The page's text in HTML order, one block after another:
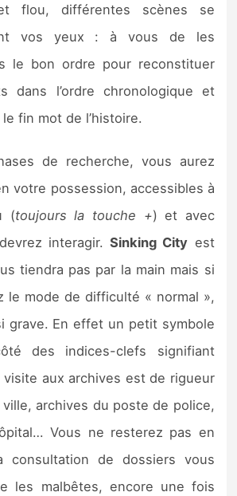
flou, différentes scènes se
vos yeux : à vous de les
le bon ordre pour reconstituer
dans l’ordre chronologique et
fin mot de l’histoire.
de recherche, vous aurez
votre possession, accessibles à
(toujours la touche +) et avec
interagir.Sinking City est
tiendra pas par la main mais si
le mode de difficulté « normal »,
grave. En effet un petit symbole
des indices-clefs signifiant
visite aux archives est de rigueur
archives du poste de police,
Vous ne resterez pas en
de dossiers vous
les malbêtes, encore une fois